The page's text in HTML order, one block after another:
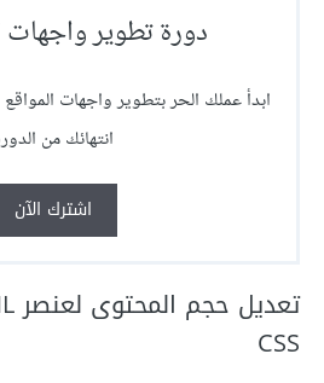
دورة تطوير
ابدأ عملك الحر بتطوير واجهات المواقع
انتهائك من
اشترك الآن
CSS